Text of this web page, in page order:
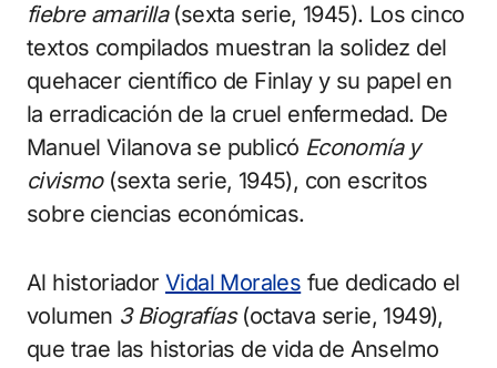
fiebre amarilla(sexta serie, 1945). Los cinco
textos compilados muestran la solidez del
quehacer científico de Finlay y su papel en
la erradicación de la cruel enfermedad. De
Manuel Vilanova se publicó Economía y
civismo(sexta serie, 1945), con escritos
sobre ciencias económicas.
Al historiadorVidal Morales fue dedicado el
volumen 3 Biografías(octava serie, 1949),
que trae las historias de vida de Anselmo